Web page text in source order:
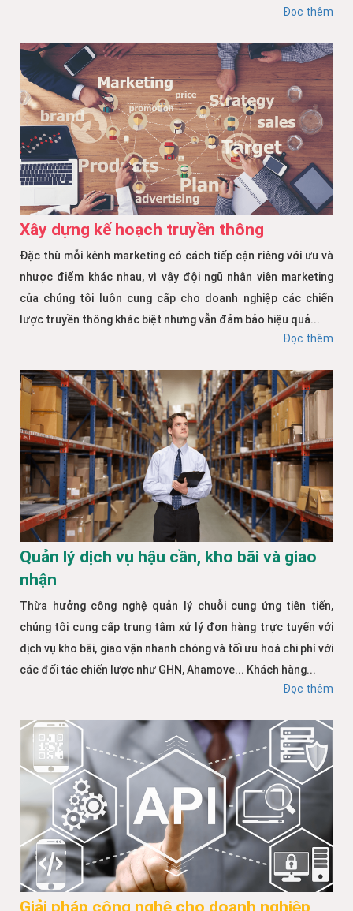
Đọc thêm
Xây dựng kế hoạch truyền thông
Đặc thù mỗi kênh marketing có cách tiếp cận riêng với ưu và
nhược điểm khác nhau, vì vậy đội ngũ nhân viên marketing
của chúng tôi luôn cung cấp cho doanh nghiệp các chiến
lược truyền thông khác biệt nhưng vẫn đảm bảo hiệu quả...
Đọc thêm
Quản lý dịch vụ hậu cần, kho bãi và giao
nhận
Thừa hưởng công nghệ quản lý chuỗi cung ứng tiên tiến,
chúng tôi cung cấp trung tâm xử lý đơn hàng trực tuyến với
dịch vụ kho bãi, giao vận nhanh chóng và tối ưu hoá chi phí với
các đối tác chiến lược như GHN, Ahamove... Khách hàng...
Đọc thêm
Giải pháp công nghệ cho doanh nghiệp